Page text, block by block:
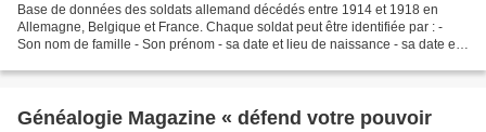
Base de données des soldats allemand décédés entre 1914 et 1918 en
Allemagne, Belgique et France. Chaque soldat peut être identifiée par : -
Son nom de famille - Son prénom - sa date et lieu de naissance - sa date et
Généalogie Magazine « défend votre pouvoir